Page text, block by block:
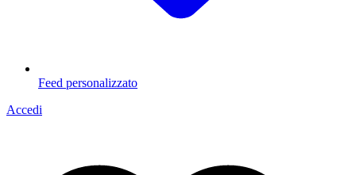
Feed personalizzato
Accedi